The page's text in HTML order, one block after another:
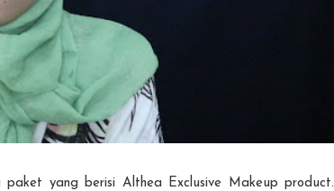
paket yang berisi Althea Exclusive Makeup product.